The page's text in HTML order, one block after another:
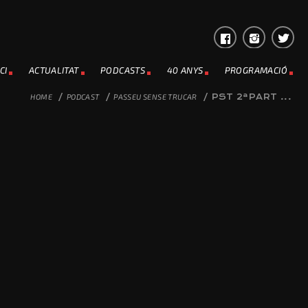
ACTUALITAT PODCASTS 40 ANYS PROGRAMACIÓ
HOME / PODCAST / PASSEU SENSE TRUCAR / PST 2ªPART ...